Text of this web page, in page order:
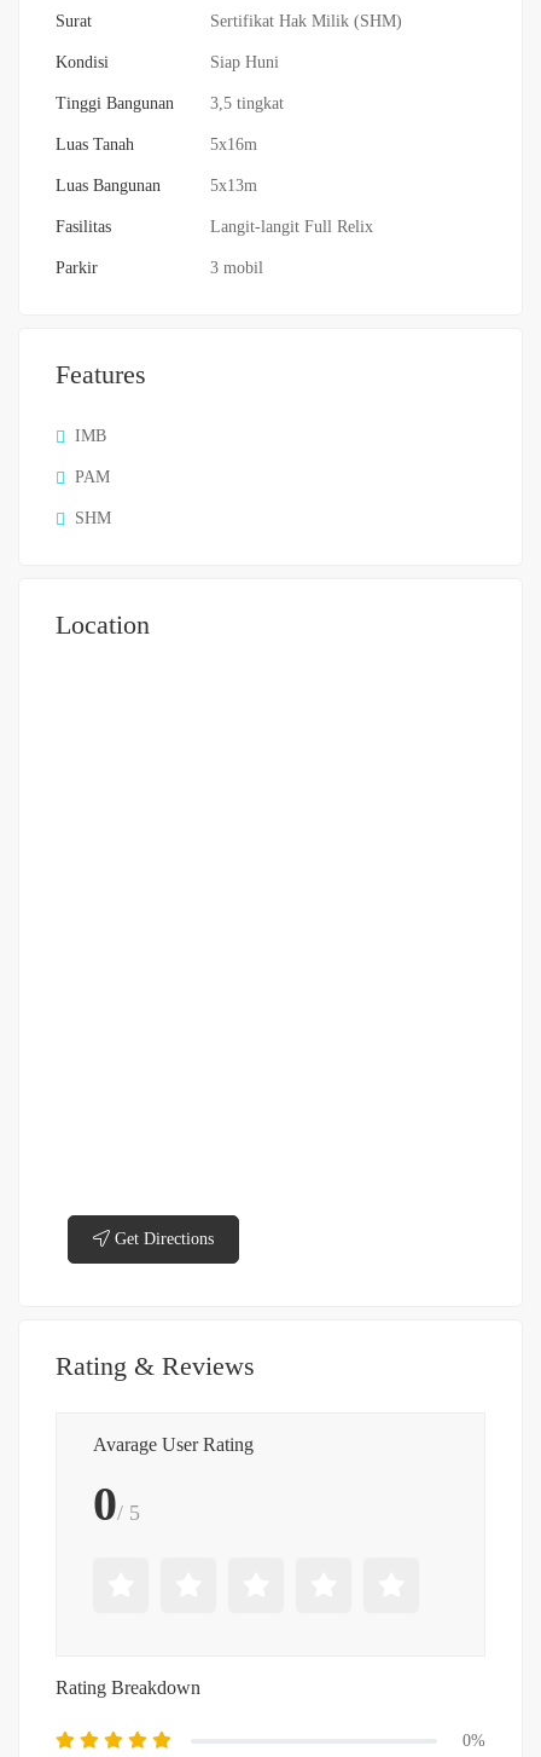
Surat Sertifikat Hak Milik (SHM)
Kondisi Siap Huni
Tinggi Bangunan 3,5 tingkat
Luas Tanah 5x16m
Luas Bangunan 5x13m
Fasilitas Langit-langit Full Relix
Parkir 3 mobil
Features
IMB
PAM
SHM
Location
Get Directions
Rating & Reviews
Avarage User Rating
0/ 5
Rating Breakdown
0%